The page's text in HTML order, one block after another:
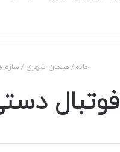
خانه/ مبلمان شهری / سازه
فوتبال